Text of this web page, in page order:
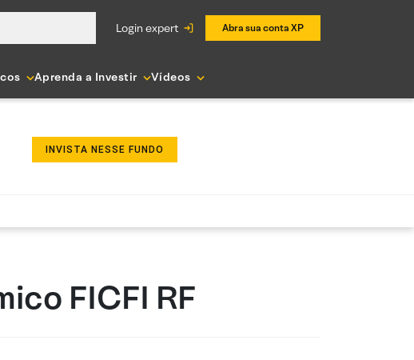
login expert Abra sua conta XP
Aprenda a Investir Vídeos
INVISTA NESSE FUNDO
FICFI RF